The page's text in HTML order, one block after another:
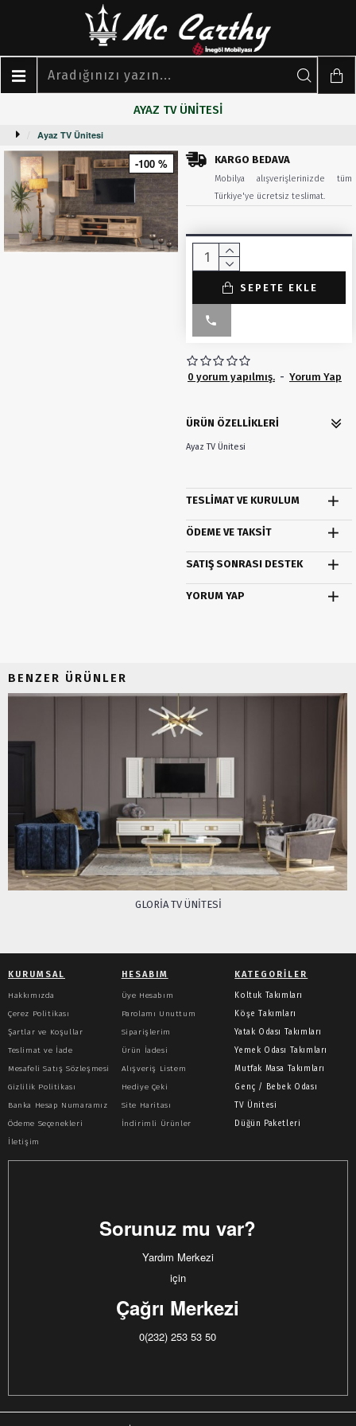
Ayaz TV Ünitesi
AYAZ TV ÜNITESI
-100 % KARGO BEDAVA
Mobilya alışverişlerinizde tüm
Türkiye'ye ücretsiz teslimat.
0 yorum yapılmış. - Yorum Yap
SEPETE EKLE
ÜRÜN ÖZELLIKLERI
Ayaz TV Ünitesi
TESLIMAT VE KURULUM
ÖDEME VE TAKSIT
SATIŞ SONRASI DESTEK
YORUM YAP
BENZER ÜRÜNLER
GLORIA TV ÜNITESI
KURUMSAL
Hakkımızda
Çerez Politikası
Şartlar ve Koşullar
Teslimat ve İade
Mesafeli Satış Sözleşmesi
Gizlilik Politikası
Banka Hesap Numaramız
Ödeme Seçenekleri
İletişim
HESABIM
Üye Hesabım
Parolamı Unuttum
Siparişlerim
Ürün İadesi
Alışveriş Listem
Hediye Çeki
Site Haritası
İndirimli Ürünler
KATEGORILER
Koltuk Takımları
Köşe Takımları
Yatak Odası Takımları
Yemek Odası Takımları
Mutfak Masa Takımları
Genç / Bebek Odası
TV Ünitesi
Düğün Paketleri
Sorunuz mu var?
Yardım Merkezi
için
Çağrı Merkezi
0(232) 253 53 50